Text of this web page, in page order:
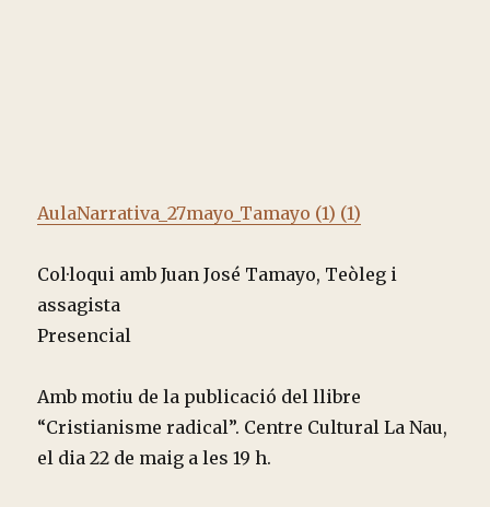
AulaNarrativa_27mayo_Tamayo (1) (1)
Col·loqui amb Juan José Tamayo, Teòleg i
assagista
Presencial
Amb motiu de la publicació del llibre
“Cristianisme radical”. Centre Cultural La Nau,
el dia 22 de maig a les 19 h.